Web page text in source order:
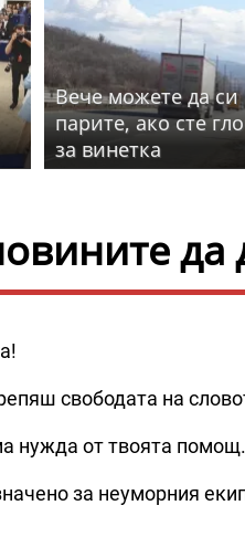
Вече можете да си
парите, ако сте
за винетка
да
свободата на
нужда от твоята помощ.
за неуморния